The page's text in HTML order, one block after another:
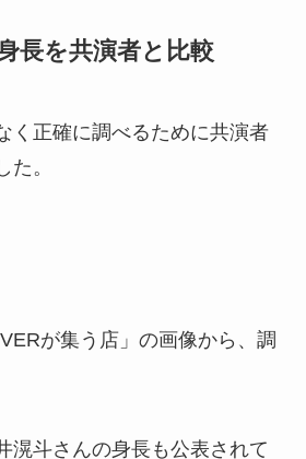
長を共演者と比較
く正確に調べるために共演者
た。
が集う店」の画像から、調
滉斗さんの身長も公表されて